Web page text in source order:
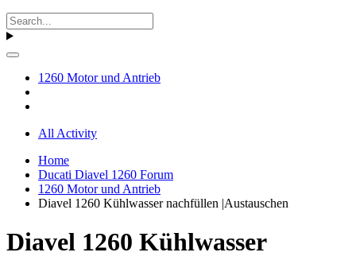
1260 Motor und Antrieb
All Activity
Home
Ducati Diavel 1260 Forum
1260 Motor und Antrieb
Diavel 1260 Kühlwasser nachfüllen |Austauschen
Diavel 1260 Kühlwasser